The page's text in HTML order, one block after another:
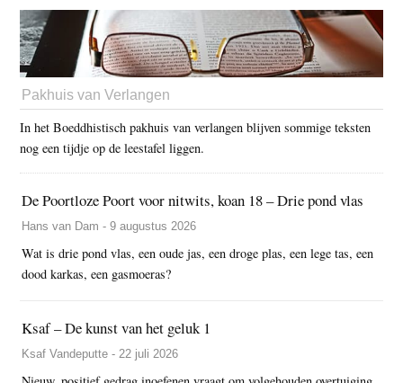
Pakhuis van Verlangen
In het Boeddhistisch pakhuis van verlangen blijven sommige teksten
nog een tijdje op de leestafel liggen.
De Poortloze Poort voor nitwits, koan 18 – Drie pond vlas
Hans van Dam - 9 augustus 2026
Wat is drie pond vlas, een oude jas, een droge plas, een lege tas, een
dood karkas, een gasmoeras?
Ksaf – De kunst van het geluk 1
Ksaf Vandeputte - 22 juli 2026